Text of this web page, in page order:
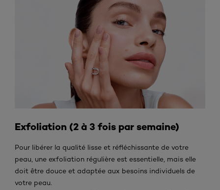
Exfoliation (2 à 3 fois par semaine)
Pour libérer la qualité lisse et réfléchissante de votre
peau, une exfoliation régulière est essentielle, mais elle
doit être douce et adaptée aux besoins individuels de
votre peau.